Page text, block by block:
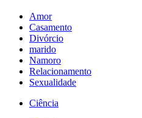
Amor
Casamento
Divórcio
marido
Namoro
Relacionamento
Sexualidade
Ciência